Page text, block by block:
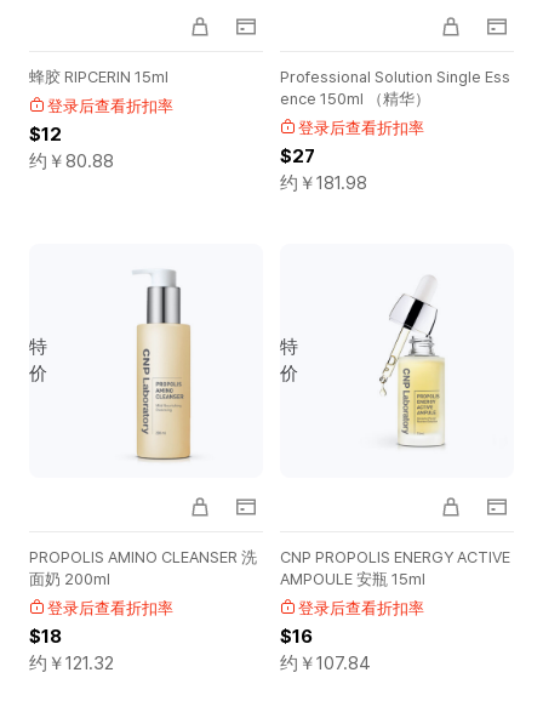
蜂胶 RIPCERIN 15ml
登录后查看折扣率
$12
约￥80.88
Professional Solution Single Ess
ence 150ml （精华）
登录后查看折扣率
$27
约￥181.98
特
价
PROPOLIS AMINO CLEANSER 洗
面奶 200ml
登录后查看折扣率
$18
约￥121.32
特
价
CNP PROPOLIS ENERGY ACTIVE
AMPOULE 安瓶 15ml
登录后查看折扣率
$16
约￥107.84